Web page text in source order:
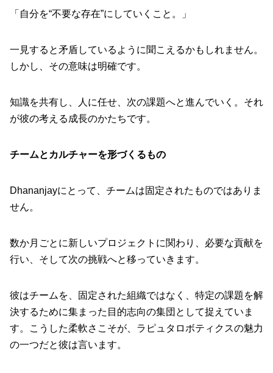
「自分を“不要な存在”にしていくこと。」
一見すると矛盾しているように聞こえるかもしれません。
しかし、その意味は明確です。
知識を共有し、人に任せ、次の課題へと進んでいく。それ
が彼の考える成長のかたちです。
チームとカルチャーを形づくるもの
Dhananjayにとって、チームは固定されたものではありま
せん。
数か月ごとに新しいプロジェクトに関わり、必要な貢献を
行い、そして次の挑戦へと移っていきます。
彼はチームを、固定された組織ではなく、特定の課題を解
決するために集まった目的志向の集団として捉えていま
す。こうした柔軟さこそが、ラピュタロボティクスの魅力
の一つだと彼は言います。